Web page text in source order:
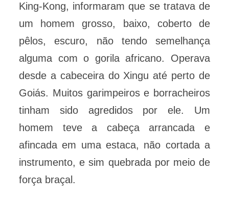
King-Kong, informaram que se tratava de
um homem grosso, baixo, coberto de
pêlos, escuro, não tendo semelhança
alguma com o gorila africano. Operava
desde a cabeceira do Xingu até perto de
Goiás. Muitos garimpeiros e borracheiros
tinham sido agredidos por ele. Um
homem teve a cabeça arrancada e
afincada em uma estaca, não cortada a
instrumento, e sim quebrada por meio de
força braçal.